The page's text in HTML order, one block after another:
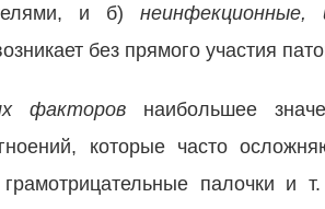
и б)неинфекционные,
без прямого участия
факторов наибольшее
которые часто
палочки и